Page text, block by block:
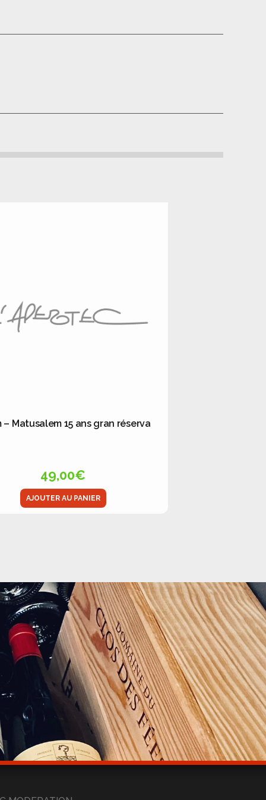
– Matusalem 15 ans gran réserva
49,00€
AJOUTER AU PANIER